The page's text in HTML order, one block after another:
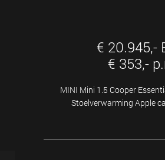
€ 20.945,-
€ 353,-
MINI Mini 1.5 Cooper
Stoelverwarming Apple